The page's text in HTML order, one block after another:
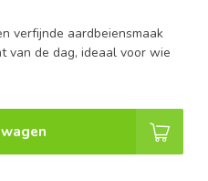
verfijnde aardbeiensmaak
van de dag, ideaal voor wie